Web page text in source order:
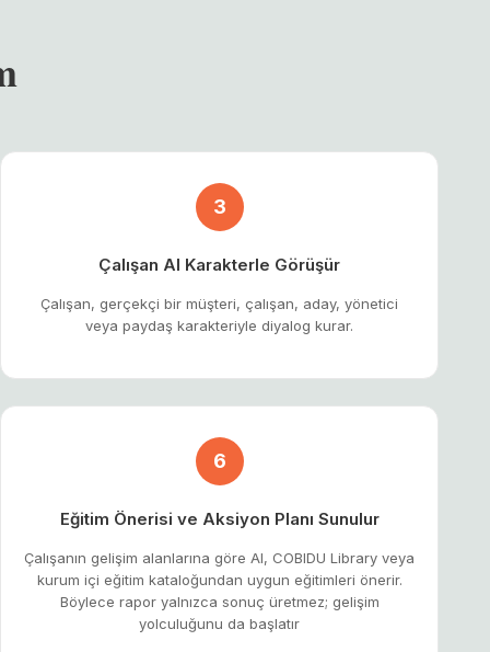
3
Çalışan AI Karakterle Görüşür
Çalışan, gerçekçi bir müşteri, çalışan, aday, yönetici
veya paydaş karakteriyle diyalog kurar.
6
Eğitim Önerisi ve Aksiyon Planı Sunulur
Çalışanın gelişim alanlarına göre AI, COBIDU Library veya
kurum içi eğitim kataloğundan uygun eğitimleri önerir.
Böylece rapor yalnızca sonuç üretmez; gelişim
yolculuğunu da başlatır